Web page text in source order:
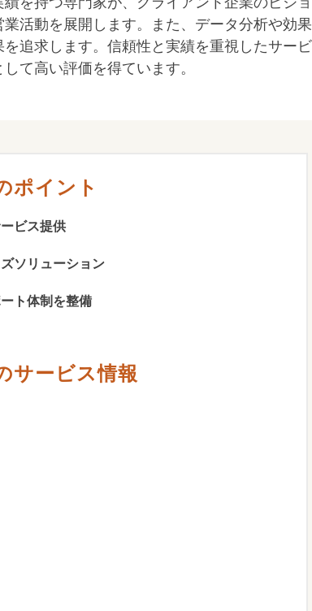
活動を展開します。また、データ分析や効
追求します。信頼性と実績を重視したサー
て高い評価を得ています。
ポイント
ビス提供
ソリューション
ト体制を整備
サービス情報